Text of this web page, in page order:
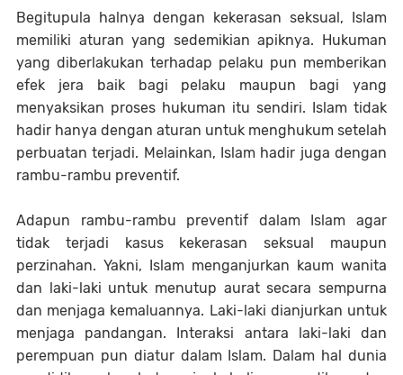
Begitupula halnya dengan kekerasan seksual, Islam
memiliki aturan yang sedemikian apiknya. Hukuman
yang diberlakukan terhadap pelaku pun memberikan
efek jera baik bagi pelaku maupun bagi yang
menyaksikan proses hukuman itu sendiri. Islam tidak
hadir hanya dengan aturan untuk menghukum setelah
perbuatan terjadi. Melainkan, Islam hadir juga dengan
rambu-rambu preventif.
Adapun rambu-rambu preventif dalam Islam agar
tidak terjadi kasus kekerasan seksual maupun
perzinahan. Yakni, Islam menganjurkan kaum wanita
dan laki-laki untuk menutup aurat secara sempurna
dan menjaga kemaluannya. Laki-laki dianjurkan untuk
menjaga pandangan. Interaksi antara laki-laki dan
perempuan pun diatur dalam Islam. Dalam hal dunia